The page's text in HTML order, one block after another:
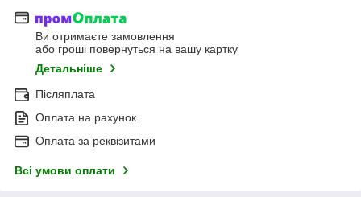
Ви отримаєте замовлення
або гроші повернуться на вашу картку
Детальніше
Післяплата
Оплата на рахунок
Оплата за реквізитами
Всі умови оплати